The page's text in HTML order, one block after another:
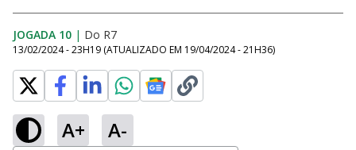
JOGADA 10 | Do R7
13/02/2024 - 23H19 (ATUALIZADO EM 19/04/2024 - 21H36)
A+ A-